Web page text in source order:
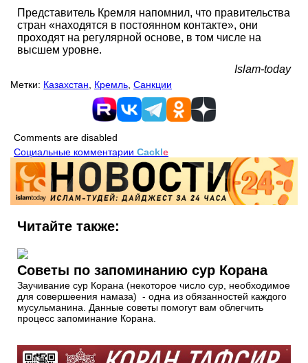
Представитель Кремля напомнил, что правительства
стран «находятся в постоянном контакте», они
проходят на регулярной основе, в том числе на
высшем уровне.
Islam-today
Метки: Казахстан Кремль Санкции
Comments are disabled
Социальные комментарии Cackle
Читайте также:
Советы по запоминанию сур Корана
Заучивание сур Корана (некоторое число сур, необходимое
для совершеения намаза) - одна из обязанностей каждого
мусульманина. Данные советы помогут вам облегчить
процесс запоминание Корана.